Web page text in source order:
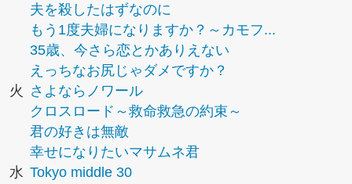
夫を殺したはずなのに
もう1度夫婦になりますか？～カモフ...
35歳、今さら恋とかありえない
えっちなお尻じゃダメですか？
火
さよならノワール
クロスロード～救命救急の約束～
君の好きは無敵
幸せになりたいマサムネ君
水 Tokyo middle 30